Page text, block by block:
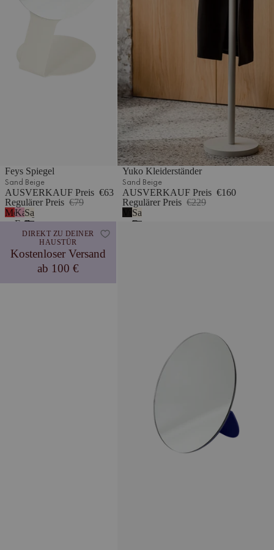
Feys Spiegel
Sand Beige
AUSVERKAUF Preis €63
Regulärer Preis €79
Mohnenrot
Kaugummi-
Farbe
Sand
Beige
Yuko Kleiderständer
Sand Beige
AUSVERKAUF Preis €160
Regulärer Preis €229
Vulkanschwarz
Sand
Beige
DIREKT ZU DEINER
HAUSTÜR
Kostenloser Versand
ab 100 €